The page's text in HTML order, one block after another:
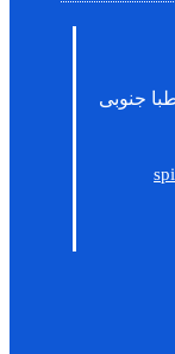
جنوبی